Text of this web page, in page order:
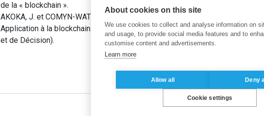
de la « blockchain ».
AKOKA, J. et COMYN-WATTIAU, I. (2017). Evaluation des systèmes
Application à la blockchain. Dans: 35ème Congrès INFORSID
et de Décision).
About cookies on this site
We use cookies to collect and analyse information on
and usage, to provide social media features and to
customise content and advertisements.
Learn more
Allow all Deny
Cookie settings